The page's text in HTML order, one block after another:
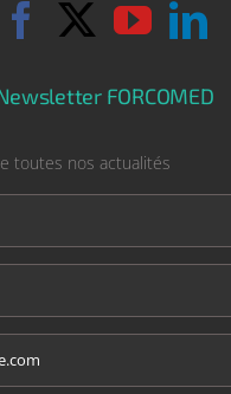
FORCOMED
toutes nos actualités